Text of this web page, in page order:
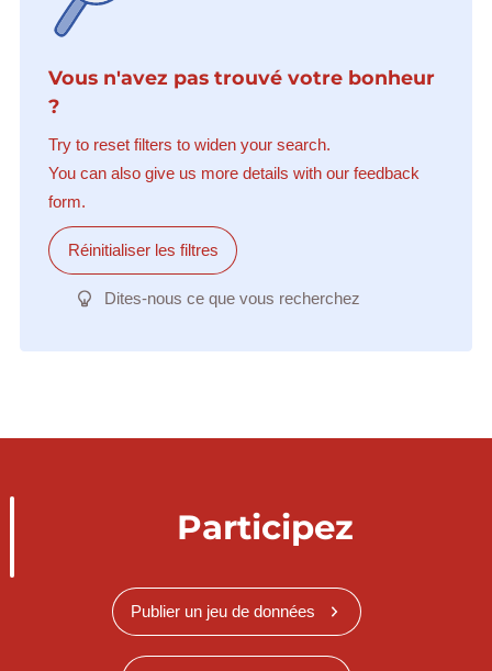
Vous n'avez pas trouvé votre bonheur
?
Try to reset filters to widen your search.
You can also give us more details with our feedback
form.
Réinitialiser les filtres
Dites-nous ce que vous recherchez
Participez
Publier un jeu de données